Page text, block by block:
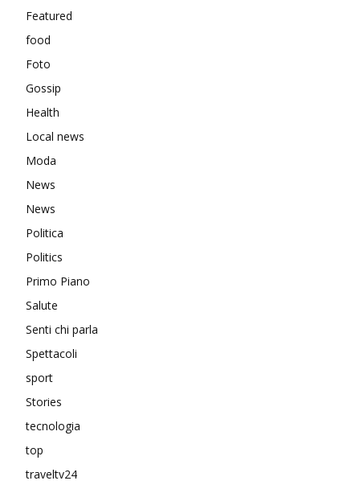
Featured
food
Foto
Gossip
Health
Local news
Moda
News
News
Politica
Politics
Primo Piano
Salute
Senti chi parla
Spettacoli
sport
Stories
tecnologia
top
traveltv24